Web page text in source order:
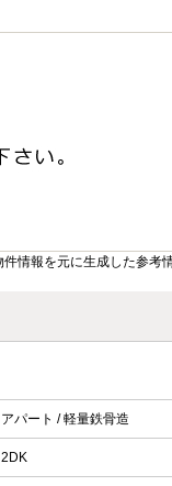
情報を元に生成した参考情
アパート / 軽量鉄骨造
2DK